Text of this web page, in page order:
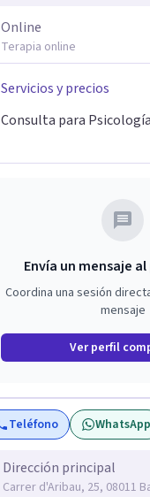
Online
Terapia online
Servicios y precios
Consulta para Psicología
Envía un mensaje
Coordina una sesión
mensaje
Ver perfil
Teléfono WhatsApp
Dirección principal
Carrer d'Aribau, 25, 08011